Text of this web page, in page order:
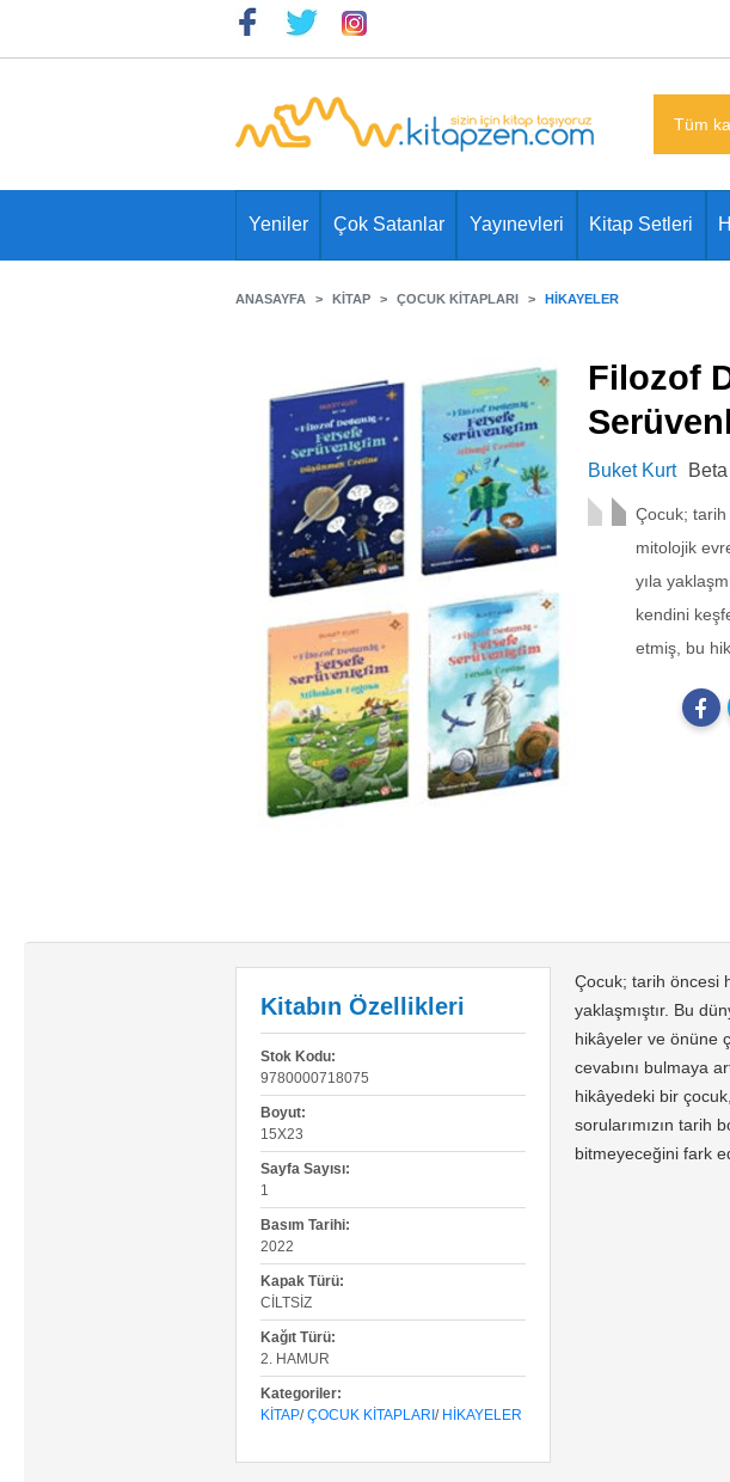
Yeniler Çok Satanlar Yayınevleri Kitap Setleri
ANASAYFA KITAP ÇOCUK KITAPLARI HIKAYELER
Filozof
Buket Kurt
Çocuk; tarih
mitolojik
yıla
kendini
etmiş, bu
Kitabın Özellikleri
Stok Kodu:
9780000718075
Boyut:
15X23
Sayfa Sayısı:
1
Basım Tarihi:
2022
Kapak Türü:
CILTSIZ
Kağıt Türü:
2. HAMUR
Kategoriler:
KITAP/ÇOCUK KITAPLARI / HIKAYELER
Çocuk; tarih öncesi
yaklaşmıştır. Bu
hikâyeler ve önüne
cevabını bulmaya
hikâyedeki bir
sorularımızın tarih
bitmeyeceğini fark